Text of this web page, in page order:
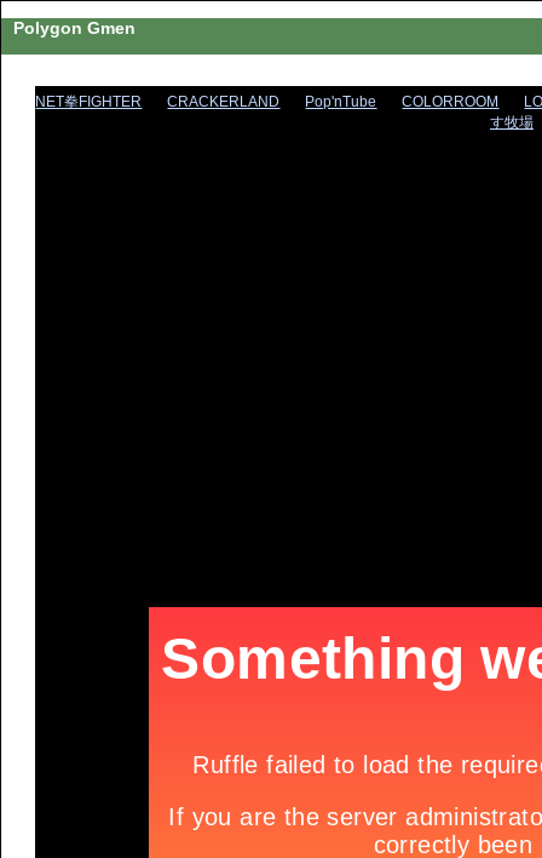
Polygon Gmen
NET拳FIGHTER CRACKERLAND Pop'nTube COLORROOM
す牧場